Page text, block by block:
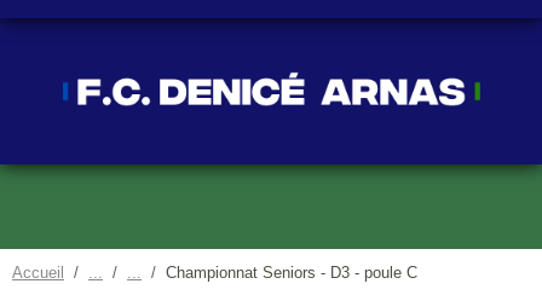
Accueil Championnat Seniors - D3 - poule C